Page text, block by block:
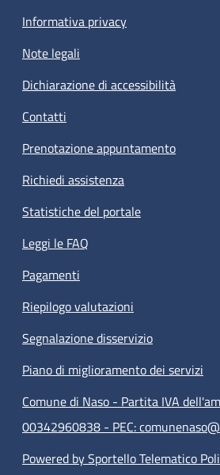
Informativa privacy
Note legali
Dichiarazione di accessibilità
Contatti
Prenotazione appuntamento
Richiedi assistenza
Statistiche del portale
Leggi le FAQ
Pagamenti
Riepilogo valutazioni
Segnalazione disservizio
Piano di miglioramento dei servizi
Comune di Naso - Partita IVA
00342960838 - PEC:
Powered by Sportello Telematico